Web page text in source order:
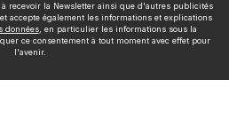
sur nos évaluations
recevoir la Newsletter ainsi que d'autres publicités
accepte également les informations et explications
données, en particulier les informations sous la
ce consentement à tout moment avec effet pour
l'avenir.